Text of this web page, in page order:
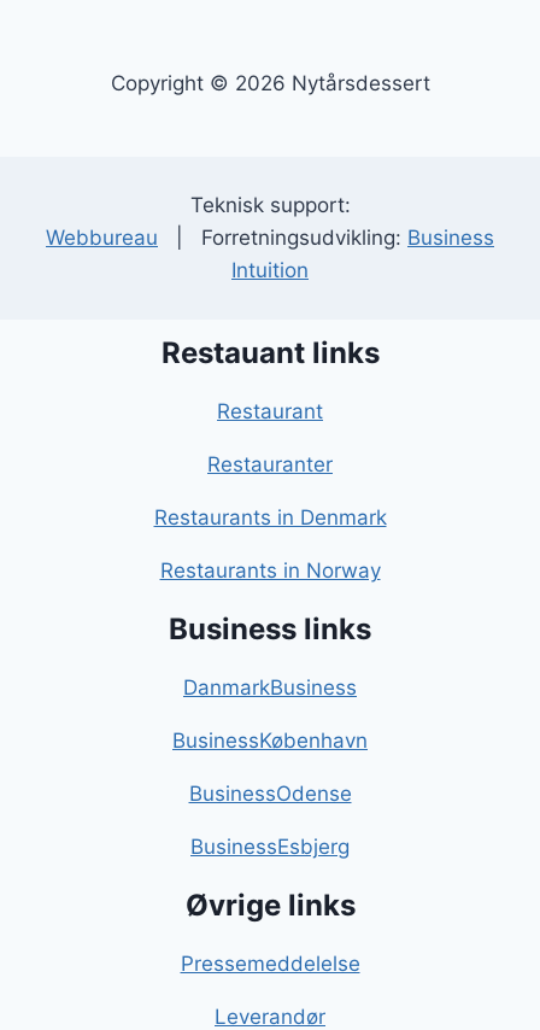
Copyright © 2026 Nytårsdessert
Teknisk support:
Webbureau | Forretningsudvikling: Business
Intuition
Restauant links
Restaurant
Restauranter
Restaurants in Denmark
Restaurants in Norway
Business links
DanmarkBusiness
BusinessKøbenhavn
BusinessOdense
BusinessEsbjerg
Øvrige links
Pressemeddelelse
Leverandør